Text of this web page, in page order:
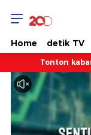
Home detik TV
Tonton